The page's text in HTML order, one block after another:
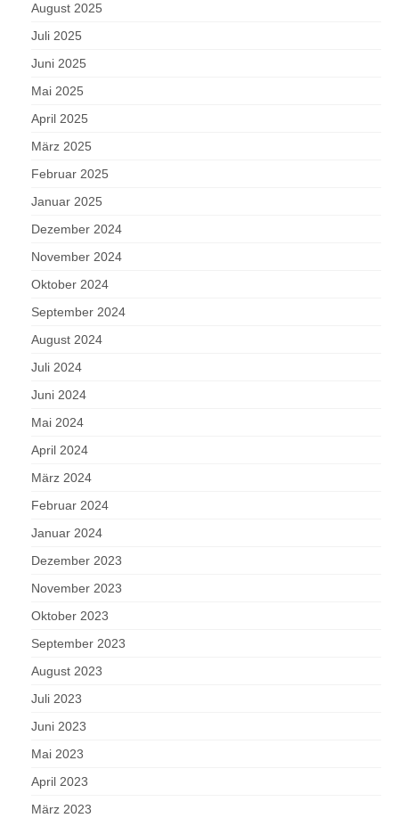
August 2025
Juli 2025
Juni 2025
Mai 2025
April 2025
März 2025
Februar 2025
Januar 2025
Dezember 2024
November 2024
Oktober 2024
September 2024
August 2024
Juli 2024
Juni 2024
Mai 2024
April 2024
März 2024
Februar 2024
Januar 2024
Dezember 2023
November 2023
Oktober 2023
September 2023
August 2023
Juli 2023
Juni 2023
Mai 2023
April 2023
März 2023